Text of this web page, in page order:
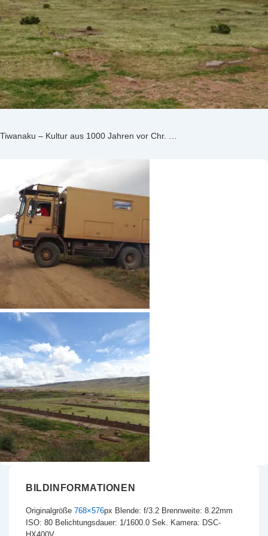
Tiwanaku – Kultur aus 1000 Jahren vor Chr. …
BILDINFORMATIONEN
Originalgröße 768×576px Blende: f/3.2 Brennweite: 8.22mm
ISO: 80 Belichtungsdauer: 1/1600.0 Sek. Kamera: DSC-